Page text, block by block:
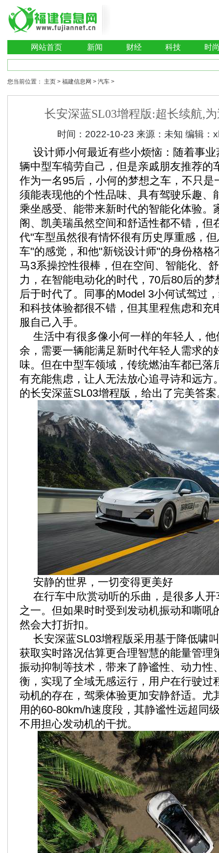
网站首页 新闻 财经 科技 时
您当前位置： 主页 > 福建信息网 > 汽车 >
长安深蓝SL03增程版:超长续航,
时间： 2022-10-23 来源： 未知 编辑：
设计师小何最近有些小烦恼：随着事
辆中型车犒劳自己，但是亲戚朋友推荐的
作为一名95后，小何的梦想之车，不只是
须能表现他的个性品味、具有驾驶乐趣、
乘坐感受、能带来新时代的智能化体验。
阁、凯美瑞虽然空间和舒适性都不错，但
代"车型虽然很有情怀很有历史厚重感，
车"的感觉，和他"新锐设计师"的身份格格
马3系操控性很棒，但在空间、智能化、
力，在智能电动化的时代，70后80后的
后于时代了。同事的Model 3小何试驾过
和科技体验都很不错，但其里程焦虑和充
服自己入手。
生活中有很多像小何一样的年轻人，
余，需要一辆能满足新时代年轻人需求的
味。但在中型车领域，传统燃油车都已落
有充能焦虑，让人无法放心追寻诗和远方
的长安深蓝SL03增程版，给出了完美答案
安静的世界，一切变得更美好
在行车中欣赏动听的乐曲，是很多人
之一。但如果时时受到发动机振动和嘶吼
然会大打折扣。
长安深蓝SL03增程版采用基于降低啸
获取实时路况估算更合理智慧的能量管理
振动抑制等技术，带来了静谧性、动力性
衡，实现了全域无感运行，用户在行驶过
动机的存在，驾乘体验更加安静舒适。尤
用的60-80km/h速度段，其静谧性远超同
不用担心发动机的干扰。